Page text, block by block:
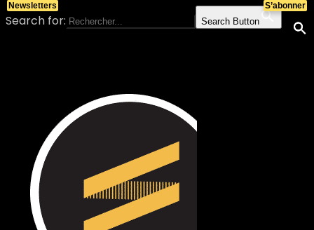
Search for: Search Button
S’abonner
Newsletters